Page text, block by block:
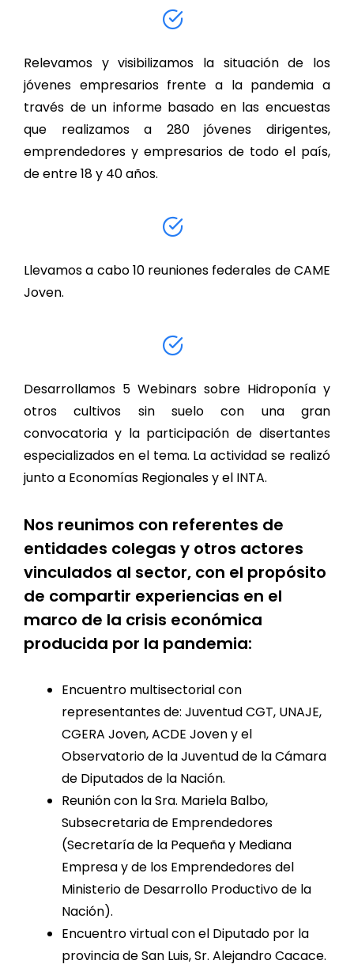
Relevamos y visibilizamos la situación de los
jóvenes empresarios frente a la pandemia a
través de un informe basado en las encuestas
que realizamos a 280 jóvenes dirigentes,
emprendedores y empresarios de todo el país,
de entre 18 y 40 años.
Llevamos a cabo 10 reuniones federales de CAME
Joven.
Desarrollamos 5 Webinars sobre Hidroponía y
otros cultivos sin suelo con una gran
convocatoria y la participación de disertantes
especializados en el tema. La actividad se realizó
junto a Economías Regionales y el INTA.
Nos reunimos con referentes de
entidades colegas y otros actores
vinculados al sector, con el propósito
de compartir experiencias en el
marco de la crisis económica
producida por la pandemia:
Encuentro multisectorial con
representantes de: Juventud CGT, UNAJE,
CGERA Joven, ACDE Joven y el
Observatorio de la Juventud de la Cámara
de Diputados de la Nación.
Reunión con la Sra. Mariela Balbo,
Subsecretaria de Emprendedores
(Secretaría de la Pequeña y Mediana
Empresa y de los Emprendedores del
Ministerio de Desarrollo Productivo de la
Nación).
Encuentro virtual con el Diputado por la
provincia de San Luis, Sr. Alejandro Cacace.